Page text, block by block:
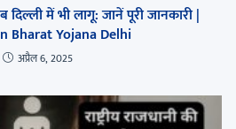
में भी लागू: जानें पूरी जानकारी |
Bharat Yojana Delhi
अप्रैल 6, 2025